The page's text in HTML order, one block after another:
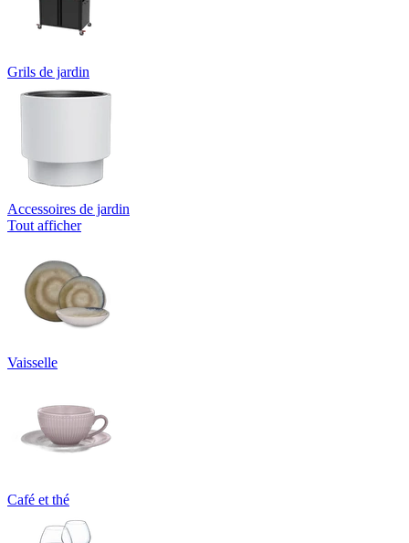
Grils de jardin
Accessoires de jardin
Tout afficher
Vaisselle
Café et thé